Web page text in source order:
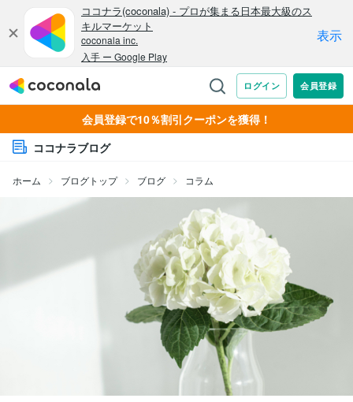
会員登録で10％割引クーポンを獲得！
ココナラブログ
ホーム ブログトップ ブログ コラム